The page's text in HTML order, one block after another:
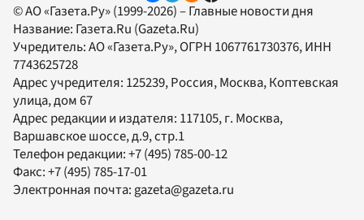
© АО «Газета.Ру» (1999-2026) – Главные новости дня
Название: Газета.Ru (Gazeta.Ru)
Учредитель:АО «Газета.Ру», ОГРН 1067761730376, ИНН
7743625728
Адрес учредителя: 125239, Россия, Москва, Коптевская
улица, дом 67
Адрес редакции и издателя: 117105, г. Москва,
Варшавское шоссе, д.9, стр.1
Телефон редакции:+7 (495) 785-00-12
Факс:+7 (495) 785-17-01
Электронная почта: gazeta@gazeta.ru